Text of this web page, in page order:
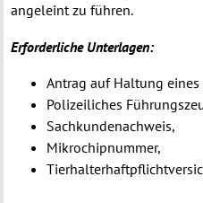
angeleint zu führen.
Erforderliche Unterlagen:
Antrag auf Haltung
Polizeiliches
Sachkundenachweis,
Mikrochipnummer,